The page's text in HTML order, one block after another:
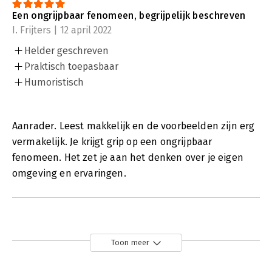
Een ongrijpbaar fenomeen, begrijpelijk beschreven
I. Frijters | 12 april 2022
Helder geschreven
Praktisch toepasbaar
Humoristisch
Aanrader. Leest makkelijk en de voorbeelden zijn erg
vermakelijk. Je krijgt grip op een ongrijpbaar
fenomeen. Het zet je aan het denken over je eigen
omgeving en ervaringen.
Toon meer